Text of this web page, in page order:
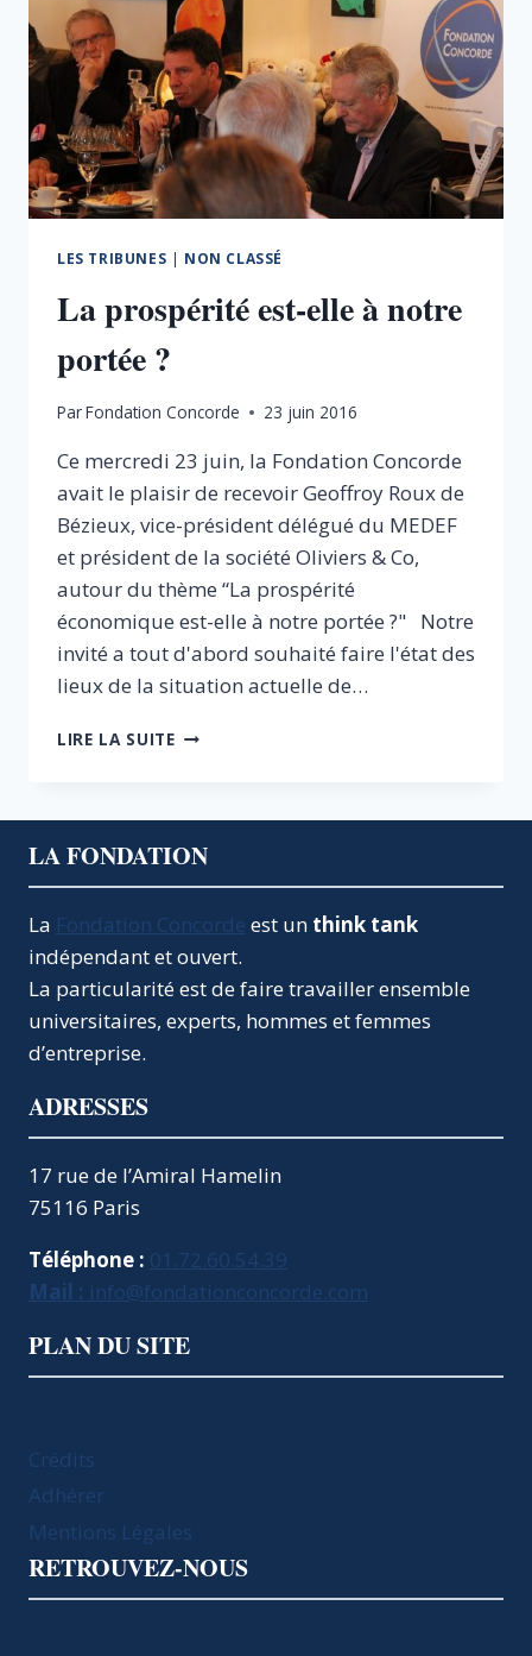
LES TRIBUNES | NON CLASSÉ
La prospérité est-elle à notre
portée ?
ParFondation Concorde 23 juin 2016
Ce mercredi 23 juin, la Fondation Concorde
avait le plaisir de recevoir Geoffroy Roux de
Bézieux, vice-président délégué du MEDEF
et président de la société Oliviers & Co,
autour du thème “La prospérité
économique est-elle à notre portée ?" Notre
invité a tout d'abord souhaité faire l'état des
lieux de la situation actuelle de…
LIRE LA SUITELA
NOTRE
PORTÉE
LA FONDATION
La Fondation Concorde est un think tank
indépendant et ouvert.
La particularité est de faire travailler ensemble
universitaires, experts, hommes et femmes
d’entreprise.
ADRESSES
17 rue de l’Amiral Hamelin
75116 Paris
Téléphone : 01.72.60.54.39
Mail : info@fondationconcorde.com
PLAN DU SITE
Crédits
Adhérer
Mentions Légales
RETROUVEZ-NOUS